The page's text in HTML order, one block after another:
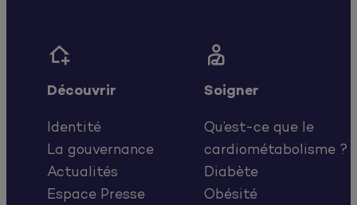

Découvrir
Identité
La gouvernance
Actualités
Espace Presse

Soigner
Qu’est-ce que le
cardiométabolisme ?
Diabète
Obésité